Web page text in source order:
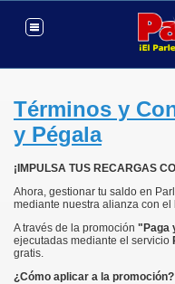
Términos y
y Pégala
¡IMPULSA TUS RECARGAS
Ahora, gestionar tu saldo en
mediante nuestra alianza con el
A través de la promoción "Paga
ejecutadas mediante el servicio
gratis.
¿Cómo aplicar a la promoción?